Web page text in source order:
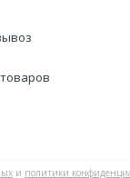
и политики